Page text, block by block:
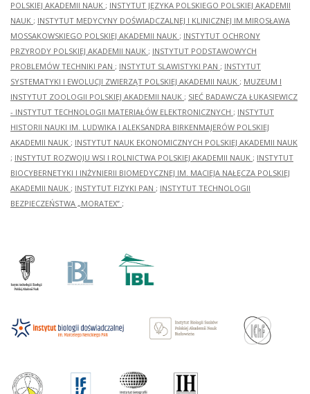
POLSKIEJ AKADEMII NAUK ; INSTYTUT JĘZYKA POLSKIEGO POLSKIEJ AKADEMII
NAUK ; INSTYTUT MEDYCYNY DOŚWIADCZALNEJ I KLINICZNEJ IM.MIROSŁAWA
MOSSAKOWSKIEGO POLSKIEJ AKADEMII NAUK ; INSTYTUT OCHRONY
PRZYRODY POLSKIEJ AKADEMII NAUK ; INSTYTUT PODSTAWOWYCH
PROBLEMÓW TECHNIKI PAN ; INSTYTUT SLAWISTYKI PAN ; INSTYTUT
SYSTEMATYKI I EWOLUCJI ZWIERZĄT POLSKIEJ AKADEMII NAUK ; MUZEUM I
INSTYTUT ZOOLOGII POLSKIEJ AKADEMII NAUK ; SIEĆ BADAWCZA ŁUKASIEWICZ
- INSTYTUT TECHNOLOGII MATERIAŁÓW ELEKTRONICZNYCH ; INSTYTUT
HISTORII NAUKI IM. LUDWIKA I ALEKSANDRA BIRKENMAJERÓW POLSKIEJ
AKADEMII NAUK ; INSTYTUT NAUK EKONOMICZNYCH POLSKIEJ AKADEMII NAUK
; INSTYTUT ROZWOJU WSI I ROLNICTWA POLSKIEJ AKADEMII NAUK ; INSTYTUT
BIOCYBERNETYKI I INŻYNIERII BIOMEDYCZNEJ IM. MACIEJA NAŁĘCZA POLSKIEJ
AKADEMII NAUK ; INSTYTUT FIZYKI PAN ; INSTYTUT TECHNOLOGII
BEZPIECZEŃSTWA „MORATEX” ;